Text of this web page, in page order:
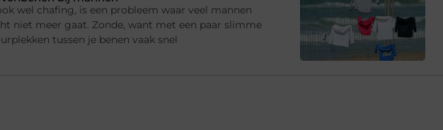
wel chafing, is een probleem waar veel mannen
niet meer gaat. Zonde, want met een paar slimme
tussen je benen vaak snel